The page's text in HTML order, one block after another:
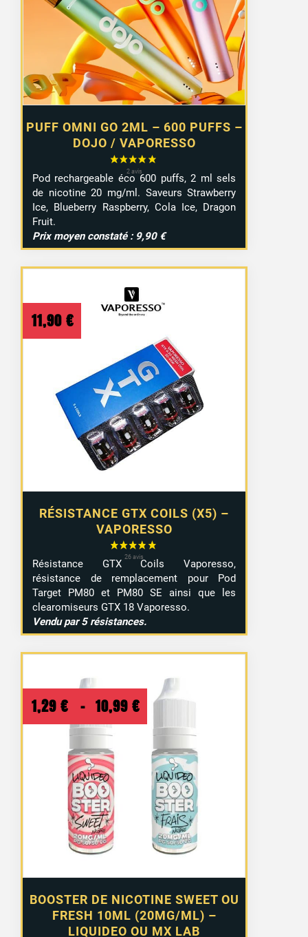
PUFF OMNI GO 2ML – 600 PUFFS –
DOJO / VAPORESSO
était :
6,55 €.
est :
4,99 €.
Pod rechargeable éco 600 puffs, 2 ml sels
de nicotine 20 mg/ml. Saveurs Strawberry
Ice, Blueberry Raspberry, Cola Ice, Dragon
Fruit.
Prix moyen constaté : 9,90 €
RÉSISTANCE GTX COILS (X5) –
VAPORESSO
11,90 €
Résistance GTX Coils Vaporesso,
résistance de remplacement pour Pod
Target PM80 et PM80 SE ainsi que les
clearomiseurs GTX 18 Vaporesso.
Vendu par 5 résistances.
BOOSTER DE NICOTINE SWEET OU
FRESH 10ML (20MG/ML) –
LIQUIDEO OU MX LAB
1,29 € – 10,99 €
Plage
de
prix :
1,29 €
10,99 €